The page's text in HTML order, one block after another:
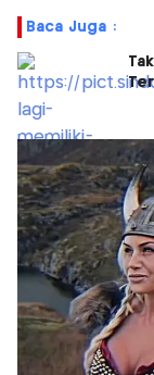
Baca Juga :